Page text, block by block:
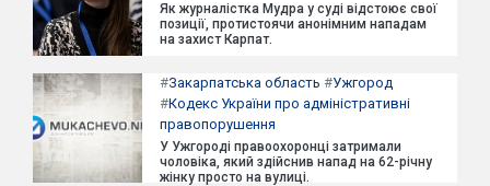
Як журналістка Мудра у суді відстоює свої
позиції, протистоячи анонімним нападам
на захист Карпат.
#Закарпатська область #Ужгород
#Кодекс України про адміністративні
правопорушення
У Ужгороді правоохоронці затримали
чоловіка, який здійснив напад на 62-річну
жінку просто на вулиці.